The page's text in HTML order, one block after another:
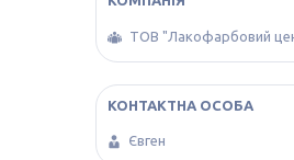
ТОВ "Лакофарбовий
Євген